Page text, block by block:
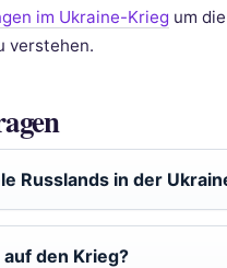
im Ukraine-Krieg um
verstehen.
Russlands in der
den Krieg?